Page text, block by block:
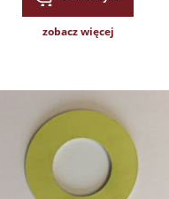
zobacz więcej